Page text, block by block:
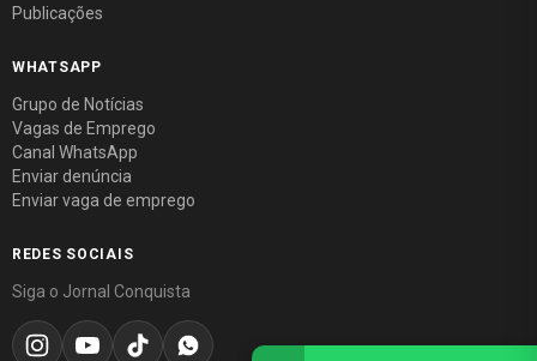
Publicações
WHATSAPP
Grupo de Notícias
Vagas de Emprego
Canal WhatsApp
Enviar denúncia
Enviar vaga de emprego
REDES SOCIAIS
Siga o Jornal Conquista